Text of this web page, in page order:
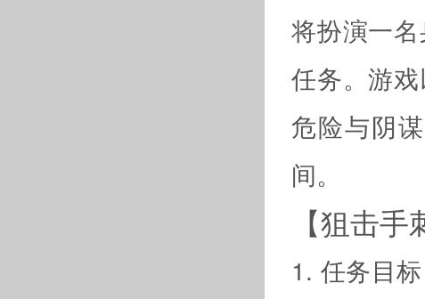
将扮演一
任务。游
危险与阴
间。
【狙击手
1. 任务目